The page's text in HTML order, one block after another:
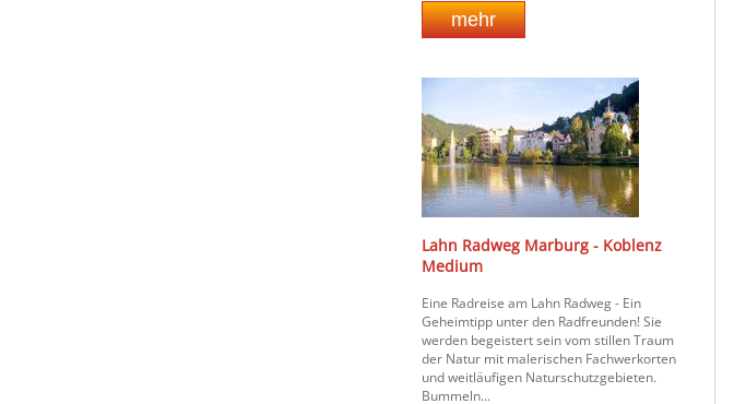
Lahn Radweg Marburg - Koblenz
Medium
Eine Radreise am Lahn Radweg - Ein
Geheimtipp unter den Radfreunden! Sie
werden begeistert sein vom stillen Traum
der Natur mit malerischen Fachwerkorten
und weitläufigen Naturschutzgebieten.
Bummeln...